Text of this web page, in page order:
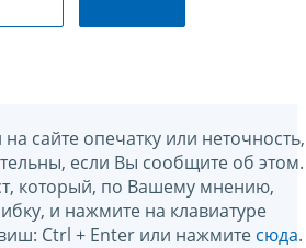
сайте опечатку или неточность,
если Вы сообщите об этом.
который, по Вашему мнению,
и нажмите на клавиатуре
Ctrl + Enter или нажмите сюда.